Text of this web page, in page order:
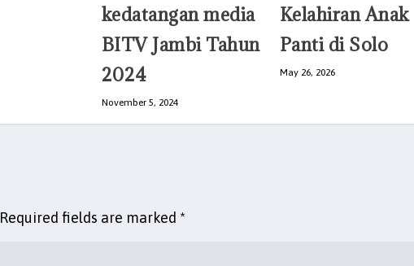
kedatangan media
BITV Jambi Tahun
2024
November 5, 2024
Kelahiran Anak
Panti di Solo
May 26, 2026
Required fields are marked *